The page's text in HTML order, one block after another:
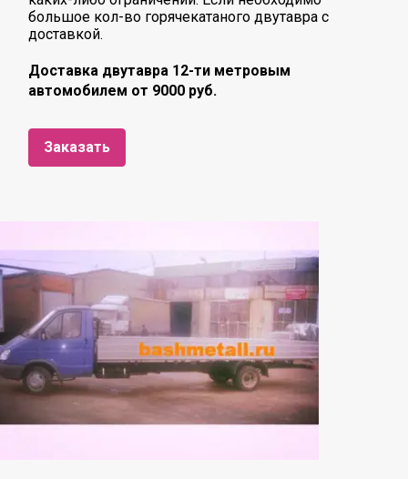
большое кол-во горячекатаного двутавра с
доставкой.
Доставка двутавра 12-ти метровым
автомобилем от 9000 руб.
Заказать